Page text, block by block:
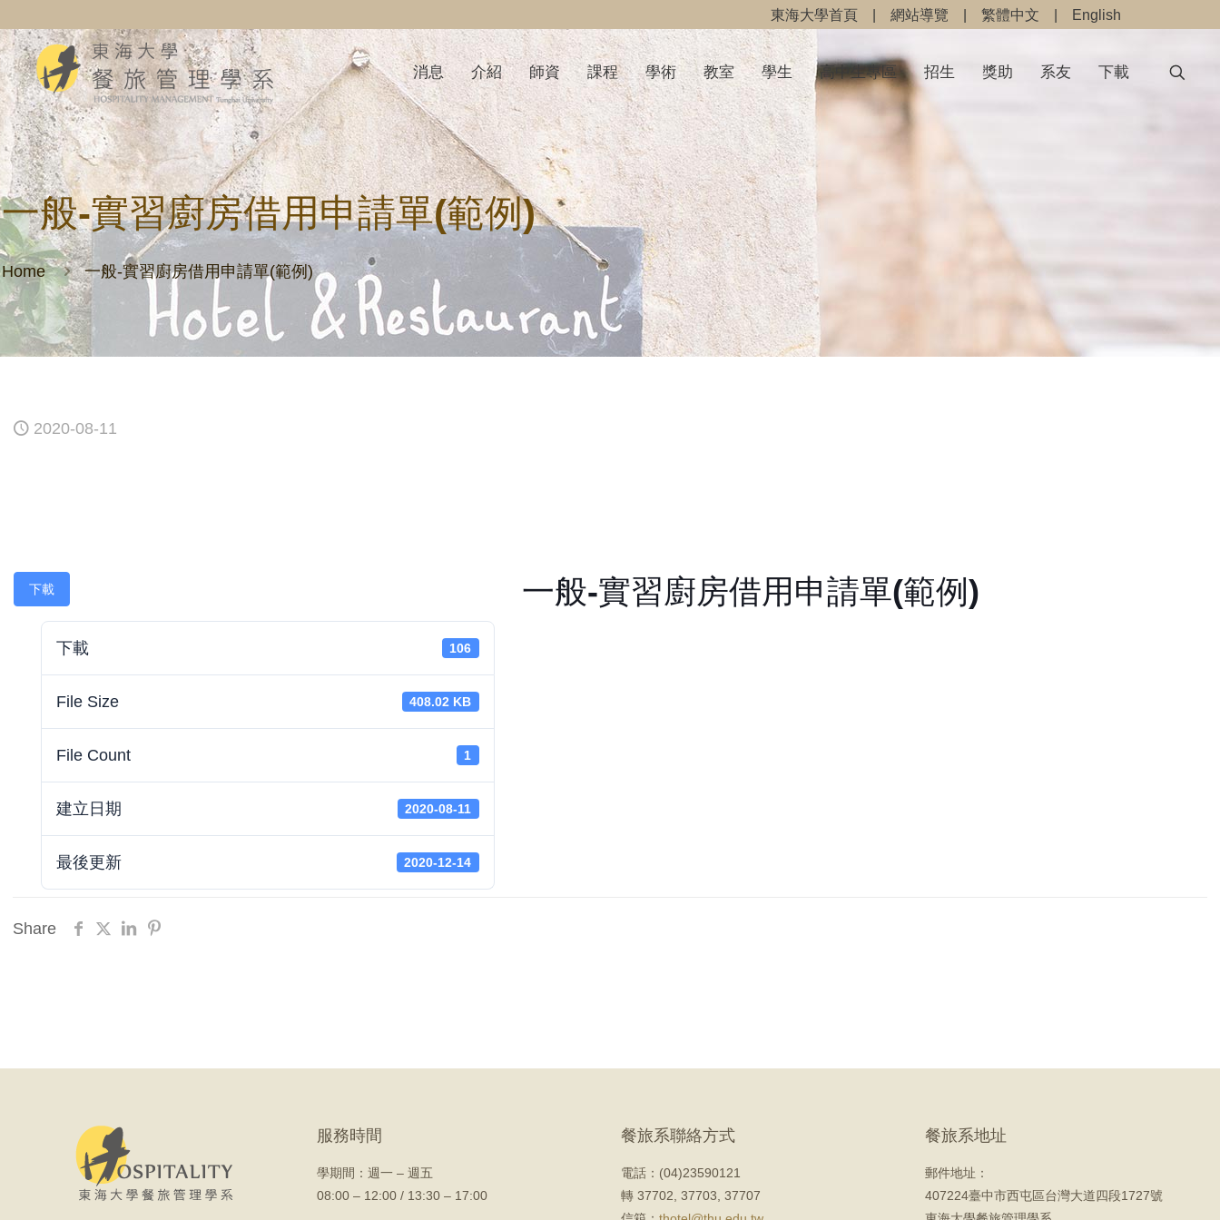
東海大學首頁 | 網站導覽 | 繁體中文 | English
消息 介紹 師資 課程 學術 教室 學生 高中生專區 招生 獎助 系友 下載
一般-實習廚房借用申請單(範例)
Home 一般-實習廚房借用申請單(範例)
2020-08-11
下載
下載 106
File Size 408.02 KB
File Count 1
建立日期 2020-08-11
最後更新 2020-12-14
一般-實習廚房借用申請單(範例)
Share
服務時間
學期間： 週一 – 週五
08:00 – 12:00 / 13:30 – 17:00
餐旅系聯絡方式
電話：(04)23590121
轉 37702, 37703, 37707
餐旅系地址
郵件地址：
407224臺中市西屯區台灣大道四段1727號